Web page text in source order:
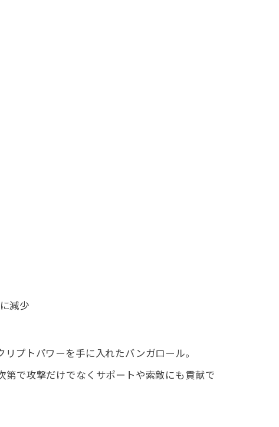
減少
プトパワーを手に入れたバンガロール。
で攻撃だけでなくサポートや索敵にも貢献で